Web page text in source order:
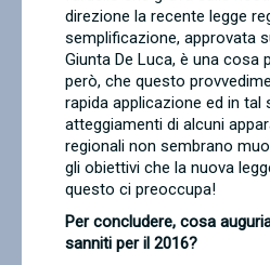
direzione la recente legge
semplificazione, approvata
Giunta De Luca, è una cosa
però, che questo
rapida applicazione ed in tal
atteggiamenti di alcuni
regionali non sembrano
gli obiettivi che la nuova
questo ci preoccupa!
Per concludere, cosa
sanniti per il 2016?